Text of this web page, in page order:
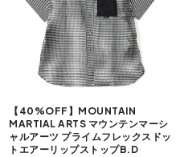
【40%OFF】MOUNTAIN
MARTIAL ARTS マウンテンマーシ
ャルアーツ プライムフレックスドッ
トエアーリップストップB.D